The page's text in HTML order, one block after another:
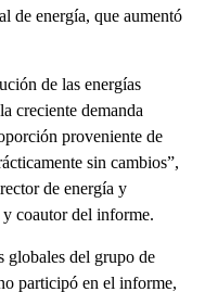
de energía, que aumentó
de las energías
creciente demanda
proveniente de
sin cambios”,
de energía y
coautor del informe.
globales del grupo de
participó en el informe,